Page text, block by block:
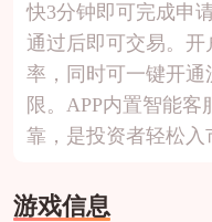
快3分钟即可完成申
通过后即可交易。
率，同时可一键开
限。APP内置智能
靠，是投资者轻松入
游戏信息